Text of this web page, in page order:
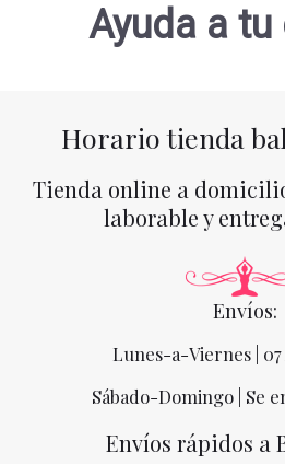
Ayuda a tu
Horario tienda
Tienda online a
laborable y
Envíos:
Lunes-a-Viernes | 07
Sábado-Domingo | Se
Envíos rápidos a